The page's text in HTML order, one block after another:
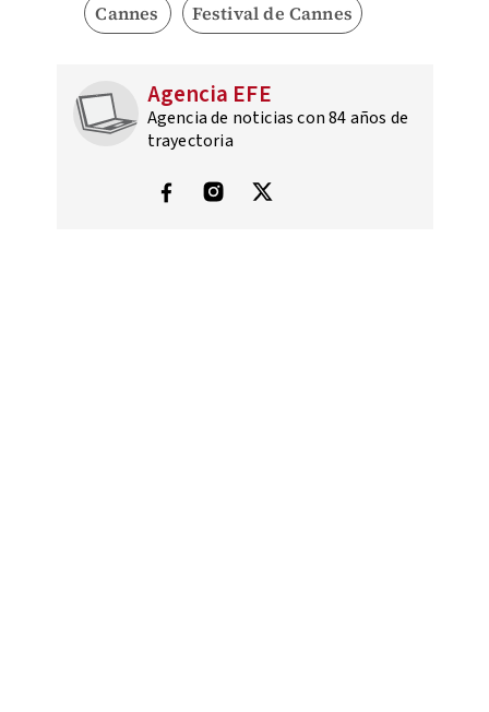
Cannes Festival de Cannes
Agencia EFE
Agencia de noticias con 84 años de
trayectoria